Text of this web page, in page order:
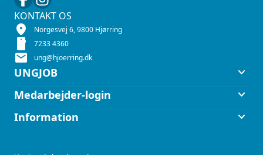
KONTAKT OS
location_on Norgesvej 6, 9800 Hjørring
smartphone 7233 4360
mail ung@hjoerring.dk
UNGJOB keyboard_arrow_down
Medarbejder-login keyboard_arrow_down
Information keyboard_arrow_down